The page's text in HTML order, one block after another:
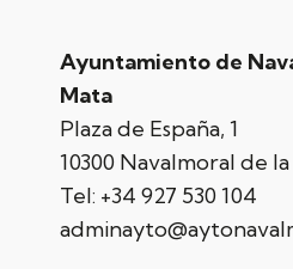
Ayuntamiento de
Mata
Plaza de España, 1
10300 Navalmoral de
Tel: +34 927 530 104